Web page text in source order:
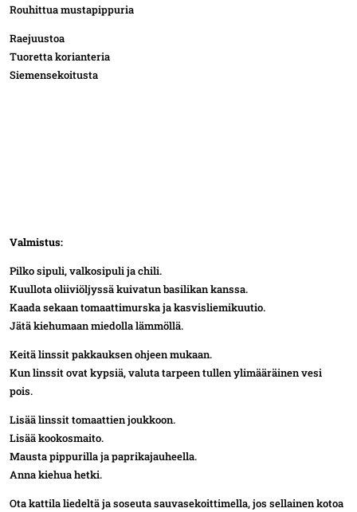
Rouhittua mustapippuria
Raejuustoa
Tuoretta korianteria
Siemensekoitusta
Valmistus:
Pilko sipuli, valkosipuli ja chili.
Kuullota oliiviöljyssä kuivatun basilikan kanssa.
Kaada sekaan tomaattimurska ja kasvisliemikuutio.
Jätä kiehumaan miedolla lämmöllä.
Keitä linssit pakkauksen ohjeen mukaan.
Kun linssit ovat kypsiä, valuta tarpeen tullen ylimääräinen vesi
pois.
Lisää linssit tomaattien joukkoon.
Lisää kookosmaito.
Mausta pippurilla ja paprikajauheella.
Anna kiehua hetki.
Ota kattila liedeltä ja soseuta sauvasekoittimella, jos sellainen kotoa